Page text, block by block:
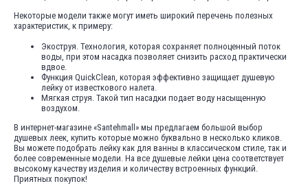
Некоторые модели также могут иметь широкий перечень полезных
характеристик, к примеру:
Экоструя. Технология, которая сохраняет полноценный поток
воды, при этом насадка позволяет снизить расход практически
вдвое.
Функция QuickClean, которая эффективно защищает душевую
лейку от известкового налета.
Мягкая струя. Такой тип насадки подает воду насыщенную
воздухом.
В интернет-магазине «Santehmall» мы предлагаем большой выбор
душевых леек, купить которые можно буквально в несколько кликов.
Вы можете подобрать лейку как для ванны в классическом стиле, так и
более современные модели. На все душевые лейки цена соответствует
высокому качеству изделия и количеству встроенных функций.
Приятных покупок!